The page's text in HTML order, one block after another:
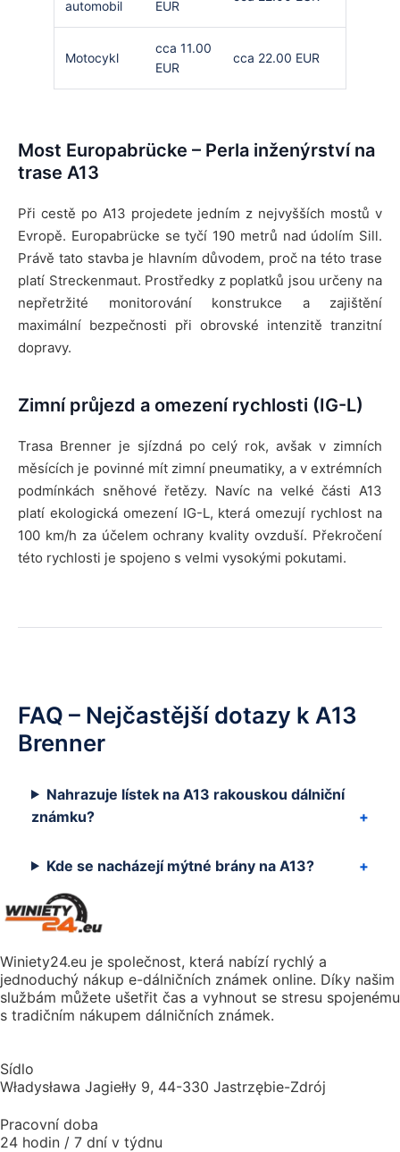
automobil EUR
Motocykl
cca 11.00
EUR
cca 22.00 EUR
Most Europabrücke – Perla inženýrství na
trase A13
Při cestě po A13 projedete jedním z nejvyšších mostů v
Evropě. Europabrücke se tyčí 190 metrů nad údolím Sill.
Právě tato stavba je hlavním důvodem, proč na této trase
platí Streckenmaut. Prostředky z poplatků jsou určeny na
nepřetržité monitorování konstrukce a zajištění
maximální bezpečnosti při obrovské intenzitě tranzitní
dopravy.
Zimní průjezd a omezení rychlosti (IG-L)
Trasa Brenner je sjízdná po celý rok, avšak v zimních
měsících je povinné mít zimní pneumatiky, a v extrémních
podmínkách sněhové řetězy. Navíc na velké části A13
platí ekologická omezení IG-L, která omezují rychlost na
100 km/h za účelem ochrany kvality ovzduší. Překročení
této rychlosti je spojeno s velmi vysokými pokutami.
FAQ – Nejčastější dotazy k A13
Brenner
Nahrazuje lístek na A13 rakouskou dálniční
známku?
Kde se nacházejí mýtné brány na A13?
Winiety24.eu je společnost, která nabízí rychlý a
jednoduchý nákup e-dálničních známek online. Díky našim
službám můžete ušetřit čas a vyhnout se stresu spojenému
s tradičním nákupem dálničních známek.
Sídlo
Władysława Jagiełły 9, 44-330 Jastrzębie-Zdrój
Pracovní doba
24 hodin / 7 dní v týdnu